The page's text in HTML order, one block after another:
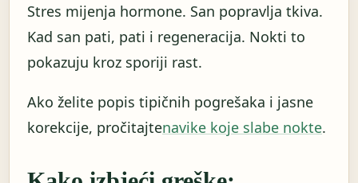
Stres mijenja hormone. San popravlja tkiva.
Kad san pati, pati i regeneracija. Nokti to
pokazuju kroz sporiji rast.
Ako želite popis tipičnih pogrešaka i jasne
korekcije, pročitajtenavike koje slabe nokte.